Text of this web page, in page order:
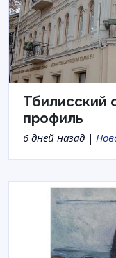
Тбилисский
профиль
6 дней назад |